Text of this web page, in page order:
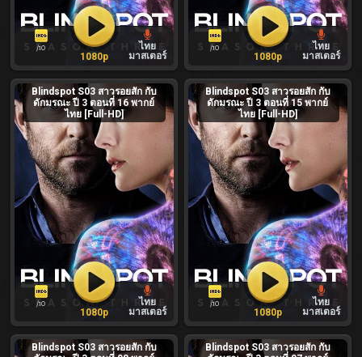
/10
ไทย
มาสเตอร์
1080p
/10
ไทย
มาสเตอร์
1080p
Blindspot S03 สาวรอยสัก กับ
ดักมรณะ ปี 3 ตอนที่ 16 พากย์
ไทย [Full-HD]
/10
ไทย
มาสเตอร์
1080p
Blindspot S03 สาวรอยสัก กับ
ดักมรณะ ปี 3 ตอนที่ 15 พากย์
ไทย [Full-HD]
/10
ไทย
มาสเตอร์
1080p
Blindspot S03 สาวรอยสัก กับ
Blindspot S03 สาวรอยสัก กับ